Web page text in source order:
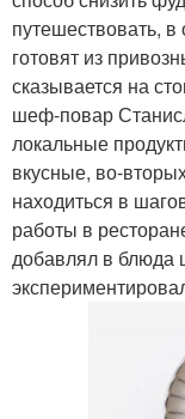
путешествовать,
готовят из
сказывается на
шеф-повар
локальные
вкусные, во-
находиться в
работы в
добавлял в блюда